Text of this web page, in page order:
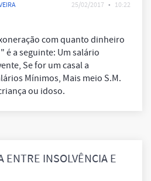
25/02/2017 • 10:22
com quanto dinheiro
é a seguinte: Um salário
Se for um casal a
Mínimos, Mais meio S.M.
ou idoso.
ENTRE INSOLVÊNCIA E